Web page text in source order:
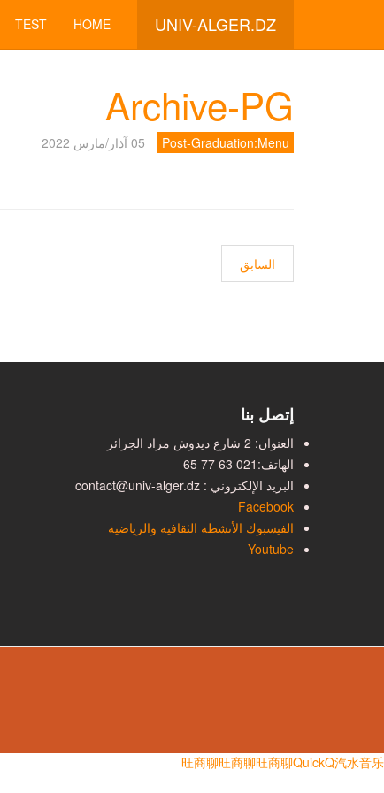
UNIV-ALGER.DZ
HOME
TEST
Archive-PG
Post-Graduation:Menu 05 آذار/مارس 2022
المقال السابق: Catégorisation des revues scientifiques
السابق
إتصل بنا
العنوان: 2 شارع ديدوش مراد الجزائر
الهاتف: 021 63 77 65
البريد الإلكتروني : contact@univ-alger.dz
Facebook
الفيسبوك الأنشطة الثقافية والرياضية
Youtube
旺商聊旺商聊旺商聊QuickQ汽水音乐